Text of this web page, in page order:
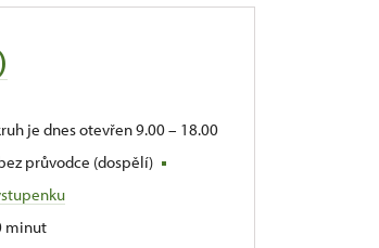
je dnes otevřen 9.00 – 18.00
průvodce (dospělí)
minut